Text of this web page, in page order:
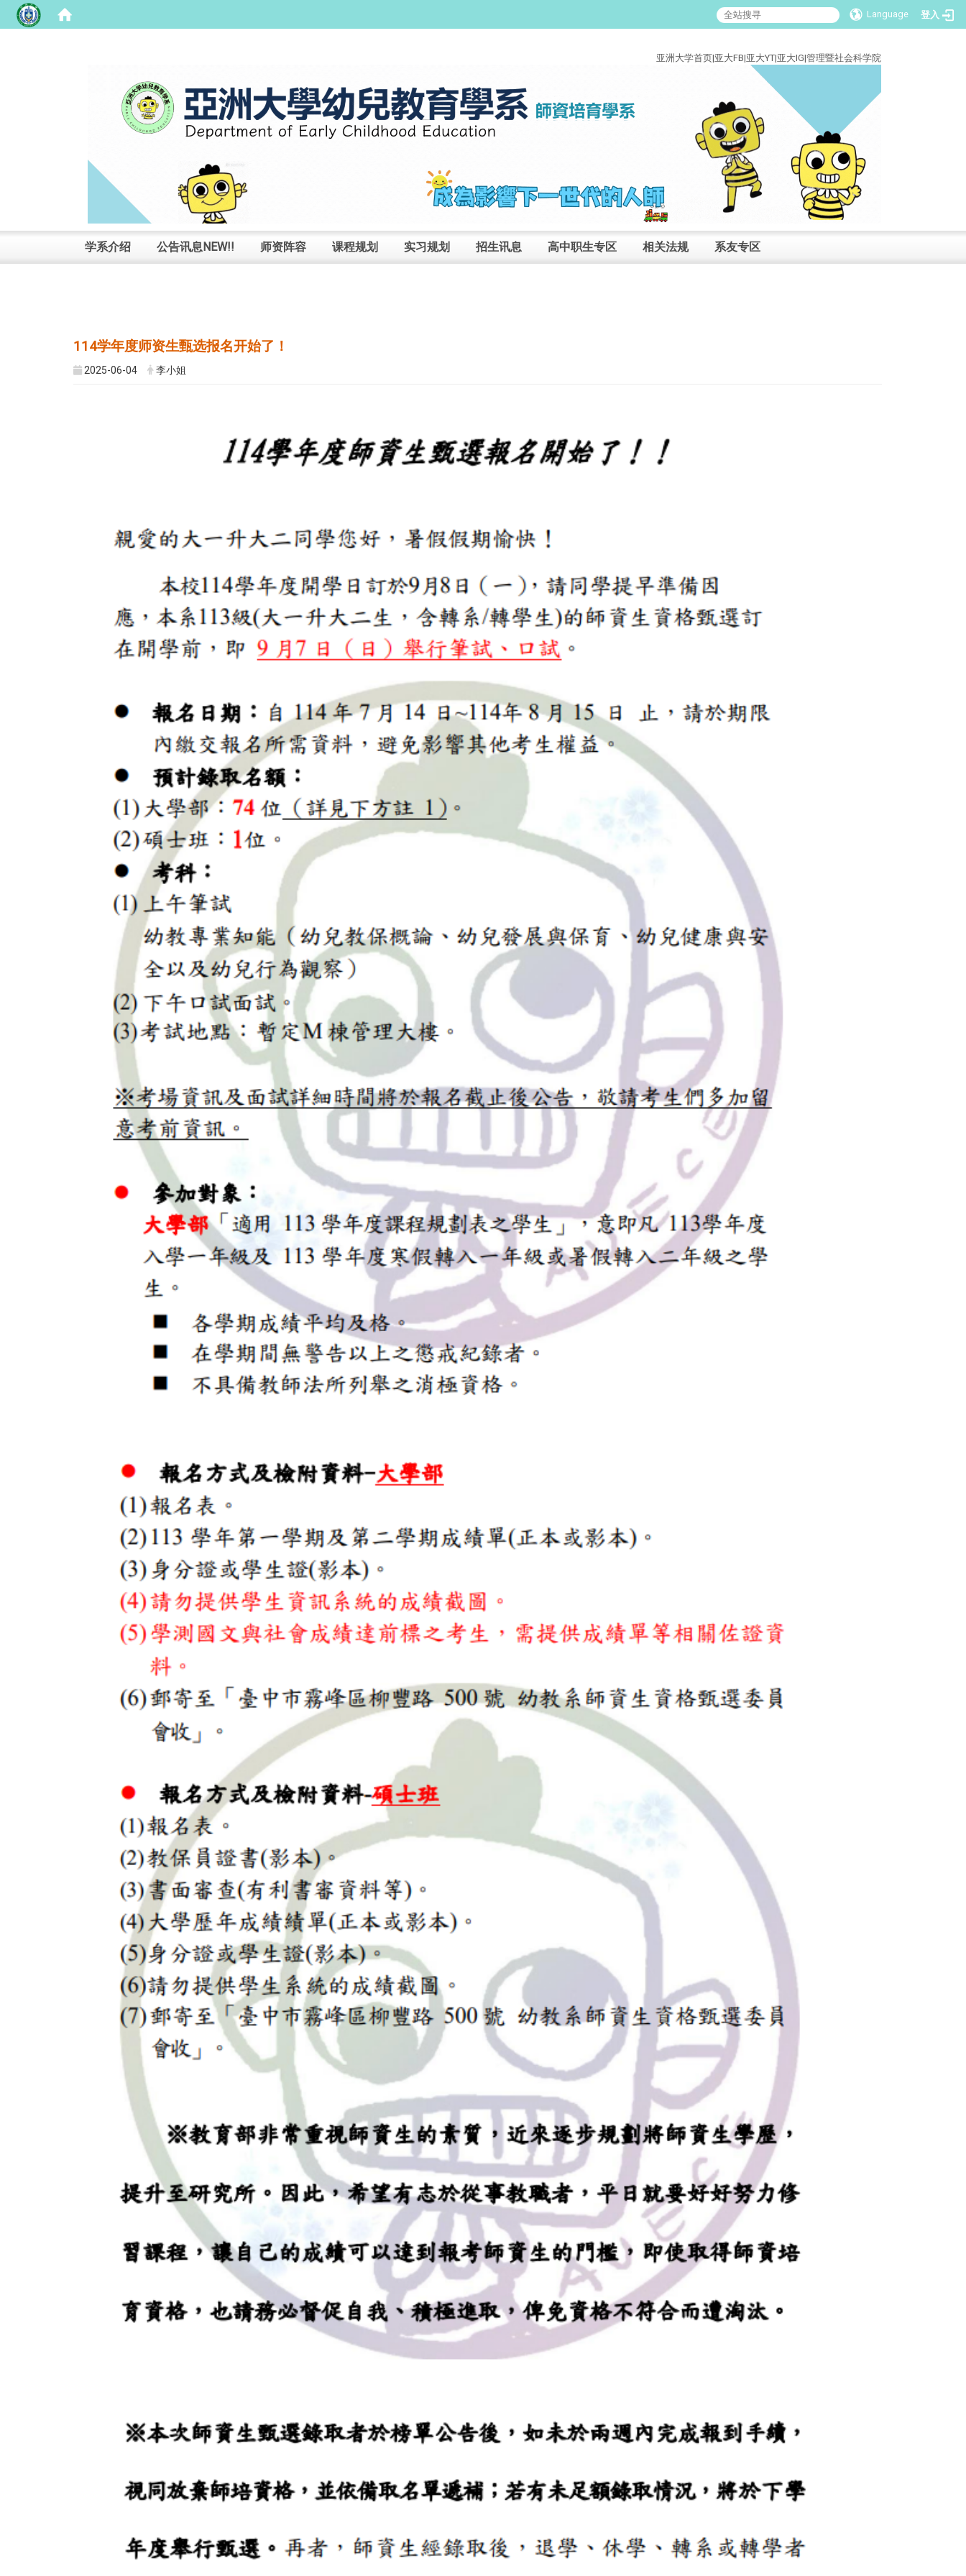
Language 登入
亚洲大学首页|亚大FB|亚大YT|亚大IG|管理暨社会科学院
学系介绍 公告讯息NEW!! 师资阵容 课程规划 实习规划 招生讯息 高中职生专区 相关法规 系友专区
114学年度师资生甄选报名开始了！
2025-06-04 李小姐